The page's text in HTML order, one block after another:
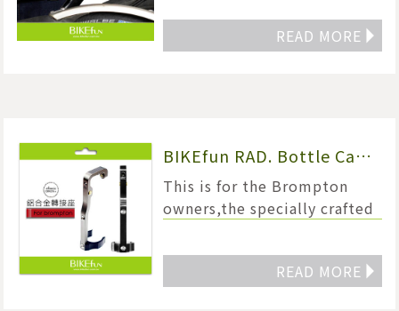
READ MORE◥
BIKEfun RAD. Bottle Cage
Adaptor for brompton
This is for the Brompton
owners,the specially crafted
Bottle Cage Adaptor.
READ MORE◥